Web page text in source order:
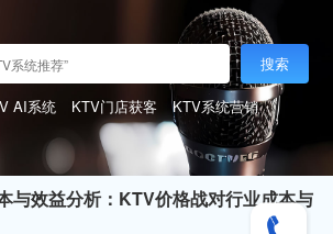
搜索
AI系统 KTV门店获客 KTV系统营销
与效益分析：KTV价格战对行业成本与